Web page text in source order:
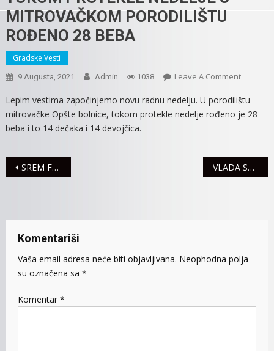
MITROVAČKOM PORODILIŠTU
ROĐENO 28 BEBA
Gradske Vesti
9 Augusta, 2021 Admin 1038 Leave A CommentOn
NEDELJE
ROĐENO
Lepim vestima započinjemo novu radnu nedelju. U porodilištu
mitrovačke Opšte bolnice, tokom protekle nedelje rođeno je 28
beba i to 14 dečaka i 14 devojčica.
Navigacija
SREM FOLK FEST 13. i 14. AVGUSTA NA ŽITNOM TRGU VLADA SRBIJE NALOŽILA PREDUZIMANJE MERA ZA ISKORENJIVANJE STRADANJA DIVLJIH PTICA
Komentariši
Vaša email adresa neće biti objavljivana. Neophodna polja
su označena sa *
Komentar *